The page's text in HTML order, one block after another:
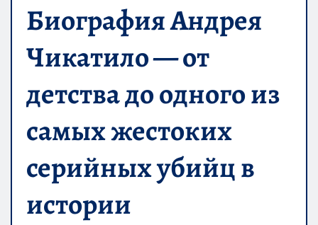
Биография Андрея
Чикатило — от
детства до одного из
самых жестоких
серийных убийц в
истории